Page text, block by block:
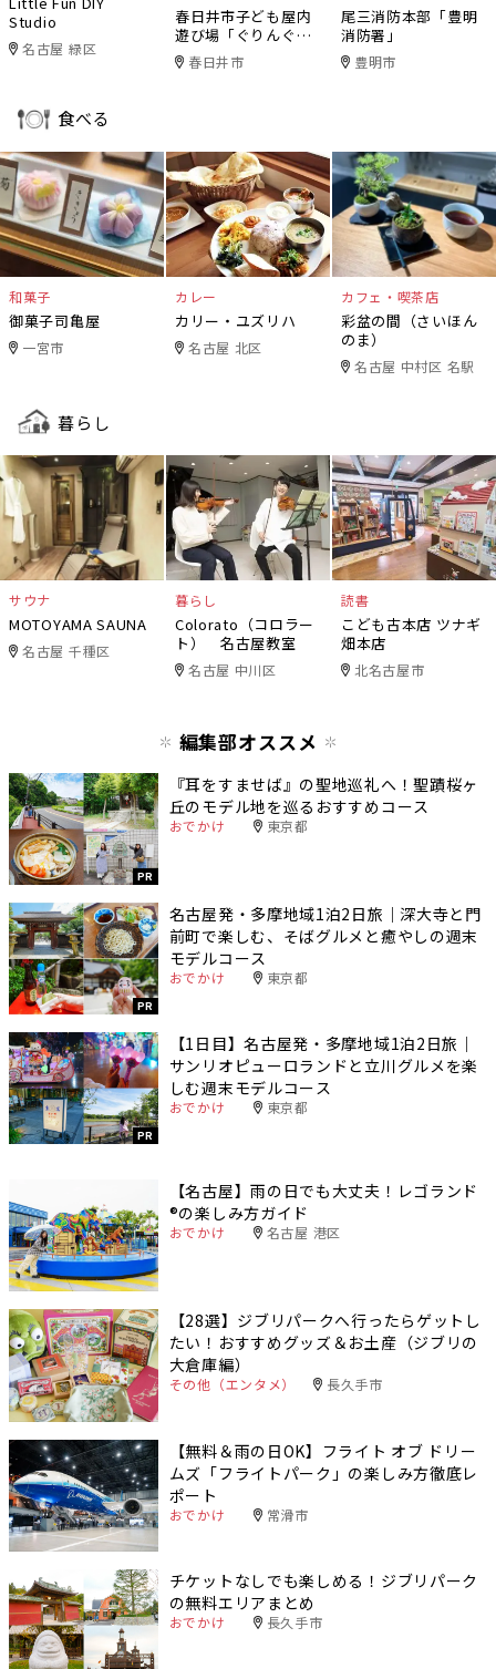
Studio
名古屋 緑区
春日井市子ども屋内
遊び場「ぐりんぐり
ん」春日井市
尾三消防本部「豊明
消防署」
豊明市
食べる
和菓子
御菓子司亀屋
一宮市
カレー
カリー・ユズリハ
名古屋 北区
カフェ・喫茶店
彩盆の間（さいほん
のま）
名古屋 中村区 名駅
暮らし
サウナ
MOTOYAMA SAUNA
名古屋 千種区
暮らし
Colorato（コロラー
ト） 名古屋教室
名古屋 中川区
読書
こども古本店 ツナギ
畑本店
北名古屋市
編集部オススメ
PR
『耳をすませば』の聖地巡礼へ！聖蹟桜ヶ
丘のモデル地を巡るおすすめコース
おでかけ 東京都
PR
名古屋発・多摩地域1泊2日旅｜深大寺と門
前町で楽しむ、そばグルメと癒やしの週末
モデルコース
おでかけ 東京都
PR
【1日目】名古屋発・多摩地域1泊2日旅｜
サンリオピューロランドと立川グルメを楽
しむ週末モデルコース
おでかけ 東京都
【名古屋】雨の日でも大丈夫！レゴランド
®️の楽しみ方ガイド
おでかけ 名古屋 港区
【28選】ジブリパークへ行ったらゲットし
たい！おすすめグッズ＆お土産（ジブリの
大倉庫編）
その他（エンタメ） 長久手市
【無料＆雨の日OK】フライト オブ ドリー
ムズ「フライトパーク」の楽しみ方徹底レ
ポート
おでかけ 常滑市
チケットなしでも楽しめる！ジブリパーク
の無料エリアまとめ
おでかけ 長久手市